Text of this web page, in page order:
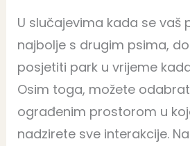
U slučajevima kada se vaš
najbolje s drugim psima,
posjetiti park u vrijeme
Osim toga, možete
ograđenim prostorom u
nadzirete sve interakcije.